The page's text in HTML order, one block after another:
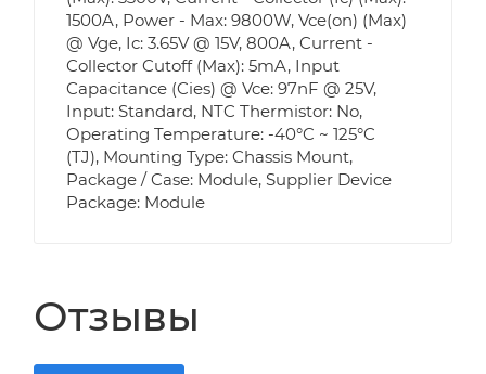
1500A, Power - Max: 9800W, Vce(on) (Max)
@ Vge, Ic: 3.65V @ 15V, 800A, Current -
Collector Cutoff (Max): 5mA, Input
Capacitance (Cies) @ Vce: 97nF @ 25V,
Input: Standard, NTC Thermistor: No,
Operating Temperature: -40°C ~ 125°C
(TJ), Mounting Type: Chassis Mount,
Package / Case: Module, Supplier Device
Package: Module
Отзывы